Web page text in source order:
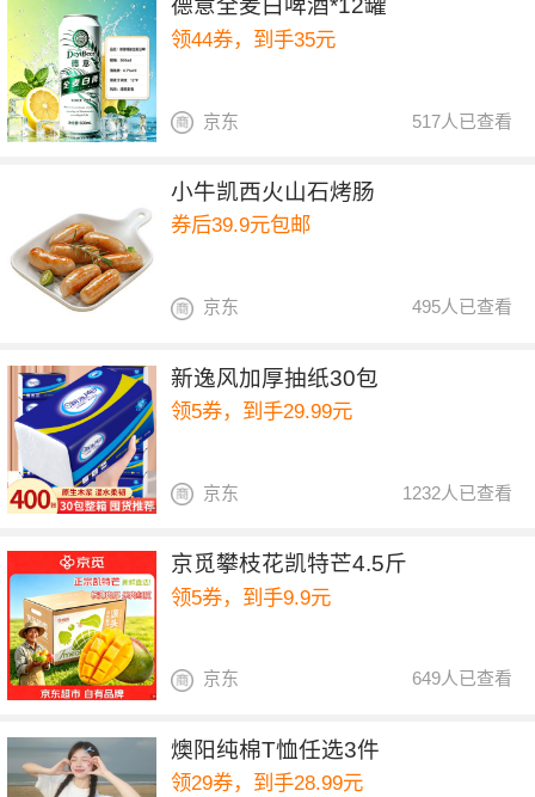
德意全麦白啤酒*12罐
领44券，到手35元
517人已查看
京东
小牛凯西火山石烤肠
券后39.9元包邮
495人已查看
京东
新逸风加厚抽纸30包
领5券，到手29.99元
1232人已查看
京东
京觅攀枝花凯特芒4.5斤
领5券，到手9.9元
649人已查看
京东
燠阳纯棉T恤任选3件
领29券，到手28.99元